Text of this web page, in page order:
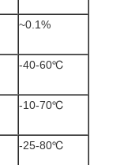
~0.1%
-40-60℃
-10-70℃
-25-80℃